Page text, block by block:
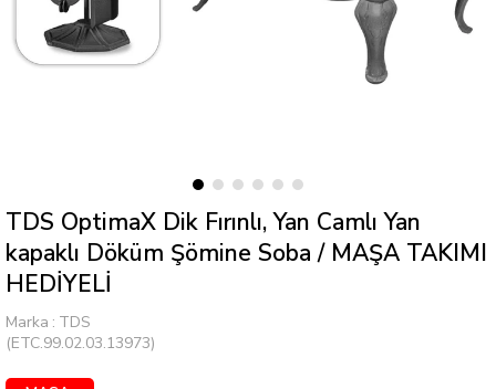
TDS OptimaX Dik Fırınlı, Yan Camlı Yan
kapaklı Döküm Şömine Soba / MAŞA TAKIMI
HEDİYELİ
Marka : TDS
(ETC.99.02.03.13973)